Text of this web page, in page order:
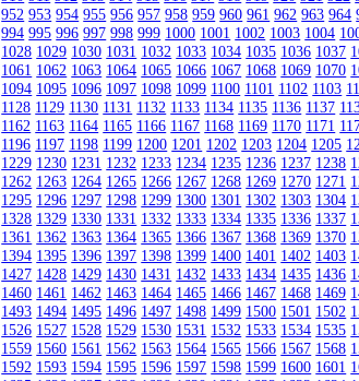
952 953 954 955 956 957 958 959 960 961 962 963 964
994 995 996 997 998 999 1000 1001 1002 1003 1004
1028 1029 1030 1031 1032 1033 1034 1035 1036 1037
1061 1062 1063 1064 1065 1066 1067 1068 1069 1070
1094 1095 1096 1097 1098 1099 1100 1101 1102 1103
1128 1129 1130 1131 1132 1133 1134 1135 1136 1137
1162 1163 1164 1165 1166 1167 1168 1169 1170 1171
1196 1197 1198 1199 1200 1201 1202 1203 1204 1205
1229 1230 1231 1232 1233 1234 1235 1236 1237 1238
1262 1263 1264 1265 1266 1267 1268 1269 1270 1271
1295 1296 1297 1298 1299 1300 1301 1302 1303 1304
1328 1329 1330 1331 1332 1333 1334 1335 1336 1337
1361 1362 1363 1364 1365 1366 1367 1368 1369 1370
1394 1395 1396 1397 1398 1399 1400 1401 1402 1403
1427 1428 1429 1430 1431 1432 1433 1434 1435 1436
1460 1461 1462 1463 1464 1465 1466 1467 1468 1469
1493 1494 1495 1496 1497 1498 1499 1500 1501 1502
1526 1527 1528 1529 1530 1531 1532 1533 1534 1535
1559 1560 1561 1562 1563 1564 1565 1566 1567 1568
1592 1593 1594 1595 1596 1597 1598 1599 1600 1601